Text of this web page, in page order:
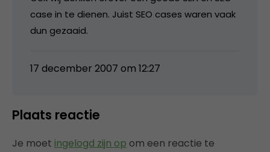
case in te dienen. Juist SEO cases waren vaak
dun gezaaid.
17 december 2007 om 12:27
Plaats reactie
Je moet ingelogd zijn op om een reactie te